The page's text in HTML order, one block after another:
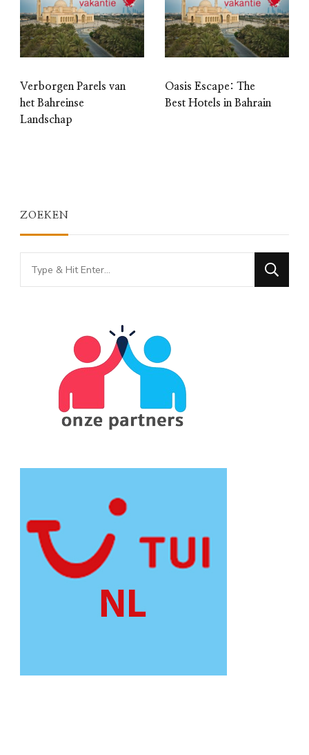
Verborgen Parels van
het Bahreinse
Landschap
Oasis Escape: The
Best Hotels in Bahrain
ZOEKEN
Looking
for